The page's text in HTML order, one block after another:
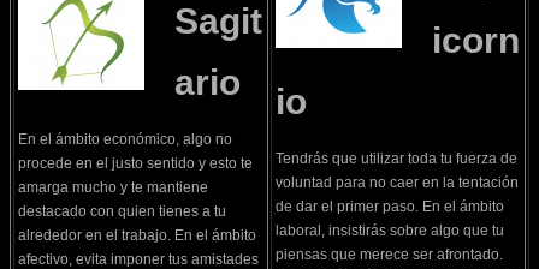
Sagit
ario
En el ámbito económico, algo no
procede en el justo sentido y esto te
amarga mucho y te mantiene
destacado con quien tienes a tu
alrededor en el trabajo. En el ámbito
afectivo, evita imponer tus amistades
icorn
io
Tendrás que utilizar toda tu fuerza de
voluntad para no caer en la tentación
de dar el primer paso. En el ámbito
laboral, insistirás sobre algo que tu
piensas que merece ser afrontado.